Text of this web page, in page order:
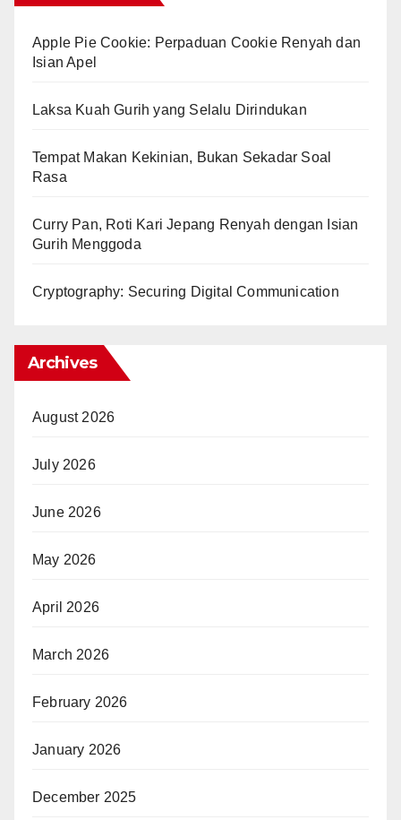
Apple Pie Cookie: Perpaduan Cookie Renyah dan
Isian Apel
Laksa Kuah Gurih yang Selalu Dirindukan
Tempat Makan Kekinian, Bukan Sekadar Soal
Rasa
Curry Pan, Roti Kari Jepang Renyah dengan Isian
Gurih Menggoda
Cryptography: Securing Digital Communication
Archives
August 2026
July 2026
June 2026
May 2026
April 2026
March 2026
February 2026
January 2026
December 2025